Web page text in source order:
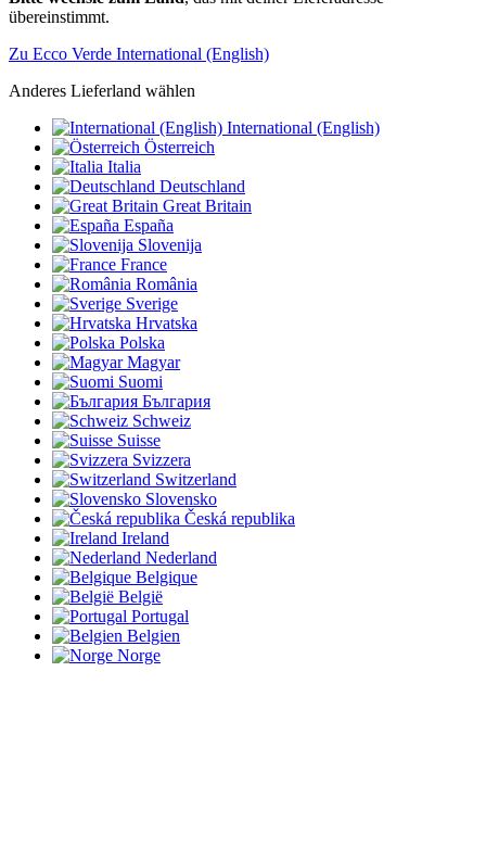
übereinstimmt.
Zu Ecco Verde International (English)
Anderes Lieferland wählen
International (English)
Österreich
Italia
Deutschland
Great Britain
España
Slovenija
France
România
Sverige
Hrvatska
Polska
Magyar
Suomi
България
Schweiz
Suisse
Svizzera
Switzerland
Slovensko
Česká republika
Ireland
Nederland
Belgique
België
Portugal
Belgien
Norge